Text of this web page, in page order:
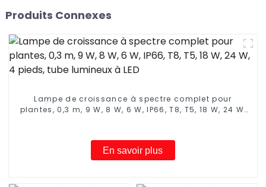
Produits Connexes
Lampe de croissance à spectre complet pour
plantes, 0,3 m, 9 W, 8 W, 6 W, IP66, T8, T5, 18 W, 24 W,
En savoir plus